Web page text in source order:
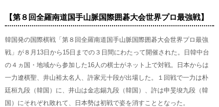
【第８回全羅南道国手山脈国際囲碁大会世界プロ最強戦】
韓国発の国際棋戦「第８回全羅南道国手山脈国際囲碁大会世界プロ最強
戦」が８月13日から15日までの３日間にわたって開催された。日韓中台
の４ヵ国・地域から参加した16人の棋士がネット上で対戦。日本からは
一力遼棋聖、井山裕太名人、許家元十段が出場した。１回戦で一力は朴
廷桓九段（韓国）に、井山は金志錫九段（韓国）、許は申旻埈九段（韓
国）にそれぞれ敗れて、日本勢は初戦で姿を消すこととなった。